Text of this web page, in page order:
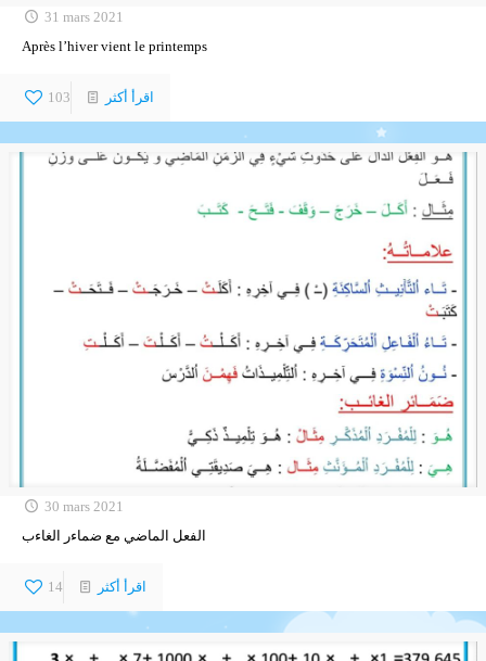
31 mars 2021
Après l’hiver vient le printemps
103 اقرأ أكثر
30 mars 2021
الفعل الماضي مع ضماءر الغاءب
14 اقرأ أكثر